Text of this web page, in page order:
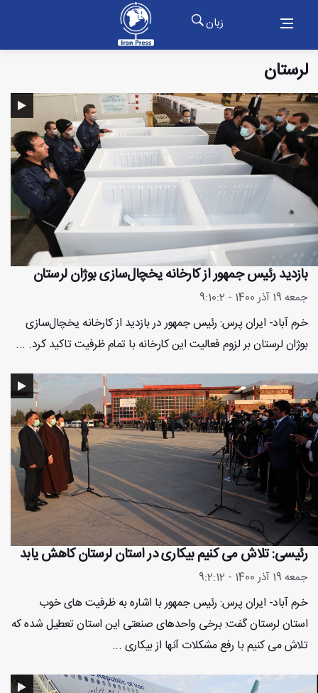
زبان
لرستان
بازدید رئیس جمهور از کارخانه یخچال‌سازی بوژان لرستان
جمعه 19 آذر 1400 - 9:10:2
خرم آباد- ایران پرس: رئیس جمهور در بازدید از کارخانه یخچال‌سازی
بوژان لرستان بر لزوم فعالیت این کارخانه با تمام ظرفیت تاکید کرد. ...
رئیسی: تلاش می کنیم بیکاری در استان لرستان کاهش یابد
جمعه 19 آذر 1400 - 9:2:12
خرم آباد- ایران پرس: رئیس جمهور با اشاره به ظرفیت های خوب
استان لرستان گفت: برخی واحدهای صنعتی این استان تعطیل شده که
تلاش می کنیم با رفع مشکلات آنها از بیکاری ...